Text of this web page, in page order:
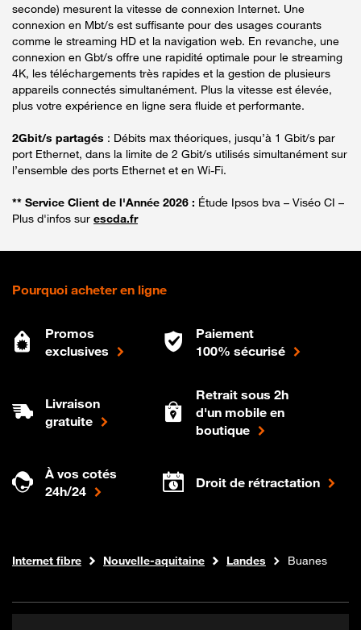
seconde) mesurent la vitesse de connexion Internet. Une
connexion en Mbt/s est suffisante pour des usages courants
comme le streaming HD et la navigation web. En revanche, une
connexion en Gbt/s offre une rapidité optimale pour le streaming
4K, les téléchargements très rapides et la gestion de plusieurs
appareils connectés simultanément. Plus la vitesse est élevée,
plus votre expérience en ligne sera fluide et performante.
2Gbit/s partagés : Débits max théoriques, jusqu’à 1 Gbit/s par
port Ethernet, dans la limite de 2 Gbit/s utilisés simultanément sur
l’ensemble des ports Ethernet et en Wi-Fi.
** Service Client de l'Année 2026 : Étude Ipsos bva – Viséo CI –
Plus d'infos sur escda.fr
Pourquoi acheter en ligne
Promos
exclusives
Paiement
100% sécurisé
Livraison
gratuite
Retrait sous 2h
d'un mobile en
boutique
À vos cotés
24h/24
Droit de rétractation
Boutique Orange
Internet fibre Nouvelle-aquitaine Landes Buanes